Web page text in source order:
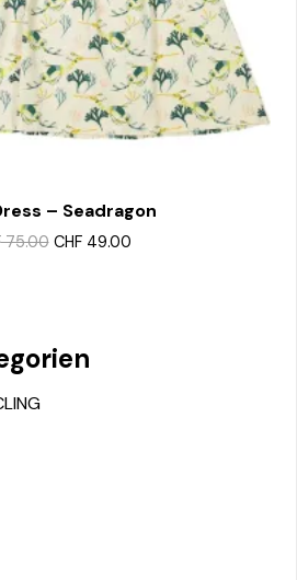
– Seadragon
75.00 Original
CHF49.00Current
zeigen